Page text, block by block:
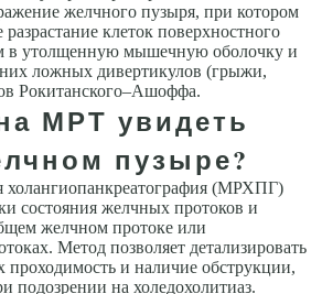
желчного пузыря, при котором
клеток поверхностного
в утолщенную мышечную оболочку и
ложных дивертикулов (грыжи,
Рокитанского–Ашоффа.
МРТ увидеть
пузыре?
холангиопанкреатография (МРХПГ)
состояния желчных протоков и
желчном протоке или
Метод позволяет детализировать
проходимость и наличие обструкции,
подозрении на холедохолитиаз.